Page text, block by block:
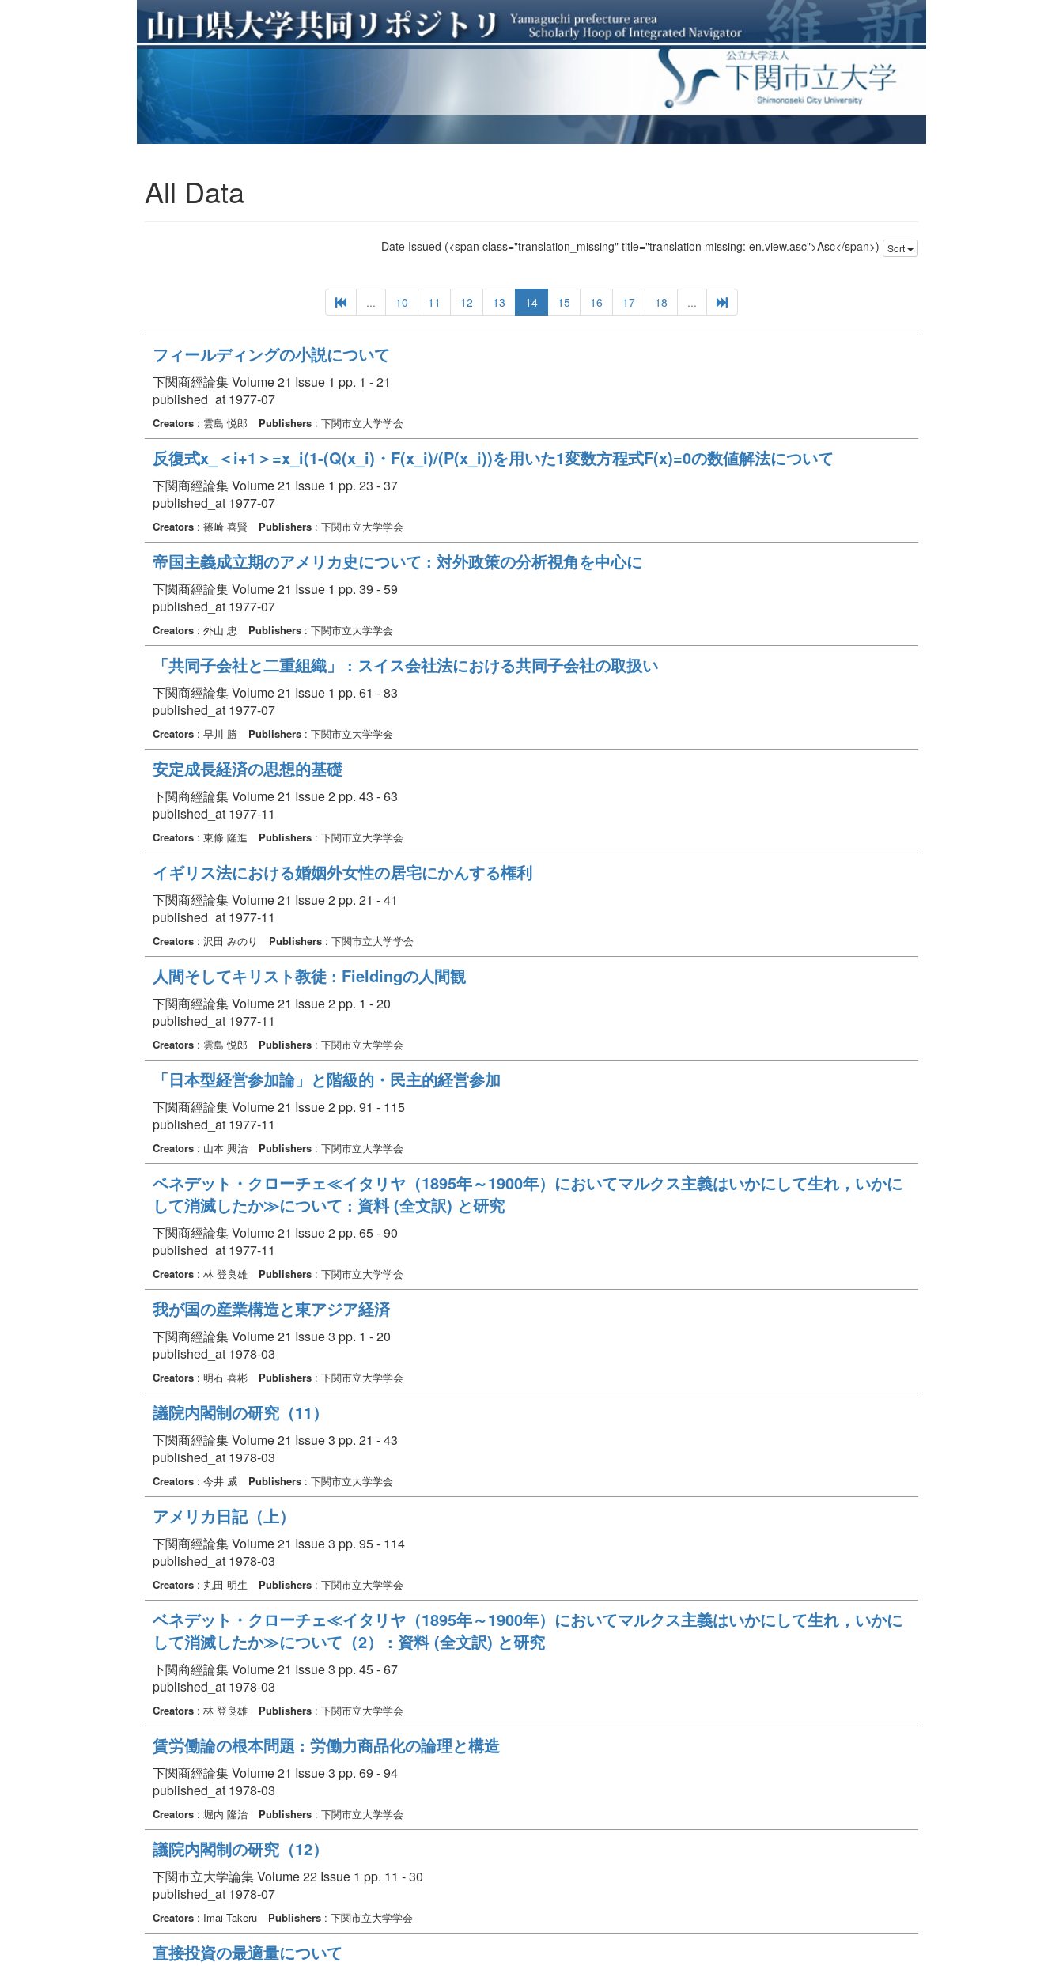
All Data
Date Issued (<span class="translation_missing" title="translation missing: en.view.asc">Asc</span>) Sort
... 10 11 12 13 14 15 16 17 18 ...
フィールディングの小説について
下関商經論集 Volume 21 Issue 1 pp. 1 - 21
published_at 1977-07
Creators : 雲島 悦郎 Publishers : 下関市立大学学会
反復式x_＜i+1＞=x_i(1-(Q(x_i)・F(x_i)/(P(x_i))を用いた1変数方程式F(x)=0の数値解法について
下関商經論集 Volume 21 Issue 1 pp. 23 - 37
published_at 1977-07
Creators : 篠崎 喜賢 Publishers : 下関市立大学学会
帝国主義成立期のアメリカ史について : 対外政策の分析視角を中心に
下関商經論集 Volume 21 Issue 1 pp. 39 - 59
published_at 1977-07
Creators : 外山 忠 Publishers : 下関市立大学学会
「共同子会社と二重組織」 : スイス会社法における共同子会社の取扱い
下関商經論集 Volume 21 Issue 1 pp. 61 - 83
published_at 1977-07
Creators : 早川 勝 Publishers : 下関市立大学学会
安定成長経済の思想的基礎
下関商經論集 Volume 21 Issue 2 pp. 43 - 63
published_at 1977-11
Creators : 東條 隆進 Publishers : 下関市立大学学会
イギリス法における婚姻外女性の居宅にかんする権利
下関商經論集 Volume 21 Issue 2 pp. 21 - 41
published_at 1977-11
Creators : 沢田 みのり Publishers : 下関市立大学学会
人間そしてキリスト教徒 : Fieldingの人間観
下関商經論集 Volume 21 Issue 2 pp. 1 - 20
published_at 1977-11
Creators : 雲島 悦郎 Publishers : 下関市立大学学会
「日本型経営参加論」と階級的・民主的経営参加
下関商經論集 Volume 21 Issue 2 pp. 91 - 115
published_at 1977-11
Creators : 山本 興治 Publishers : 下関市立大学学会
ベネデット・クローチェ≪イタリヤ（1895年～1900年）においてマルクス主義はいかにして生れ，いかに
して消滅したか≫について : 資料 (全文訳) と研究
下関商經論集 Volume 21 Issue 2 pp. 65 - 90
published_at 1977-11
Creators : 林 登良雄 Publishers : 下関市立大学学会
我が国の産業構造と東アジア経済
下関商經論集 Volume 21 Issue 3 pp. 1 - 20
published_at 1978-03
Creators : 明石 喜彬 Publishers : 下関市立大学学会
議院内閣制の研究（11）
下関商經論集 Volume 21 Issue 3 pp. 21 - 43
published_at 1978-03
Creators : 今井 威 Publishers : 下関市立大学学会
アメリカ日記（上）
下関商經論集 Volume 21 Issue 3 pp. 95 - 114
published_at 1978-03
Creators : 丸田 明生 Publishers : 下関市立大学学会
ベネデット・クローチェ≪イタリヤ（1895年～1900年）においてマルクス主義はいかにして生れ，いかに
して消滅したか≫について（2） : 資料 (全文訳) と研究
下関商經論集 Volume 21 Issue 3 pp. 45 - 67
published_at 1978-03
Creators : 林 登良雄 Publishers : 下関市立大学学会
賃労働論の根本問題 : 労働力商品化の論理と構造
下関商經論集 Volume 21 Issue 3 pp. 69 - 94
published_at 1978-03
Creators : 堀内 隆治 Publishers : 下関市立大学学会
議院内閣制の研究（12）
下関市立大学論集 Volume 22 Issue 1 pp. 11 - 30
published_at 1978-07
Creators : Imai Takeru Publishers : 下関市立大学学会
直接投資の最適量について